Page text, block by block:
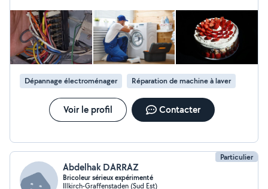
Dépannage électroménager Réparation de machine à laver
Voir le profil Contacter
Particulier
Abdelhak DARRAZ
Bricoleur sérieux expérimenté
Illkirch-Graffenstaden (Sud Est)